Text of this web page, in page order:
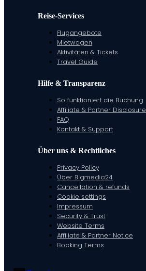
Reise-Services
Flugangebote
Mietwagen
Aktivitäten & Tickets
Travel Guide
Hilfe & Transparenz
So funktioniert die Buchung
Affiliate & Partner Disclosure
FAQ
Kontakt & Support
Über uns & Rechtliches
Privacy Policy
Über Bigmedia24
Cancellation & refunds
Cookie settings
Impressum
Security & Trust
Website Terms
Affiliate & Partner Notice
Booking Terms